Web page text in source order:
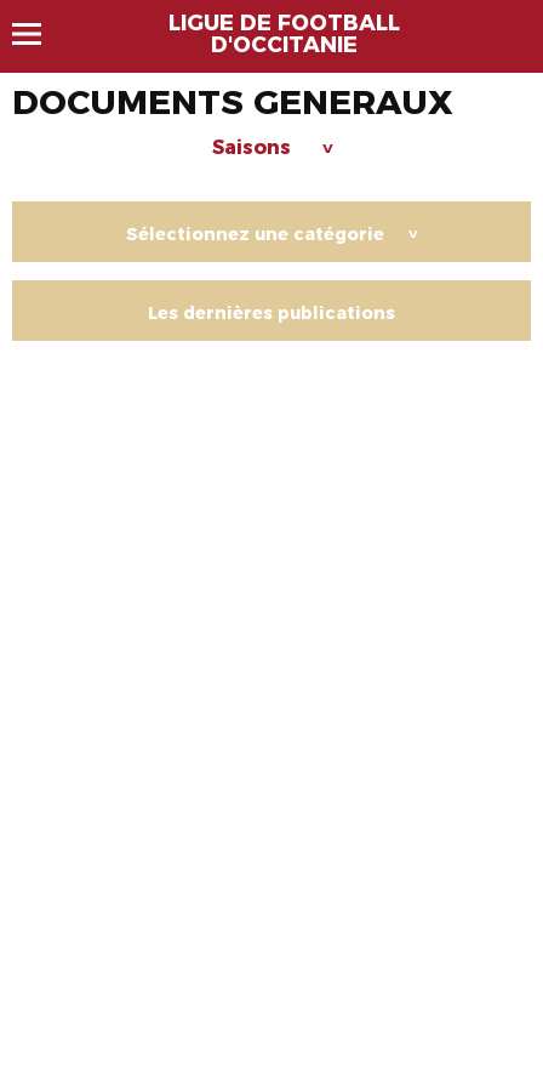
LIGUE DE FOOTBALL
D'OCCITANIE
DOCUMENTS GENERAUX
Saisons >
Sélectionnez une catégorie >
Les dernières publications